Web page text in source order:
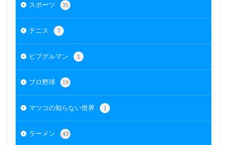
スポーツ 31
テニス 7
ビブグルマン 1
プロ野球 19
マツコの知らない世界 1
ラーメン 43